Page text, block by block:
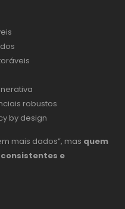
robustos
by design
mais dados”, mas quem
e